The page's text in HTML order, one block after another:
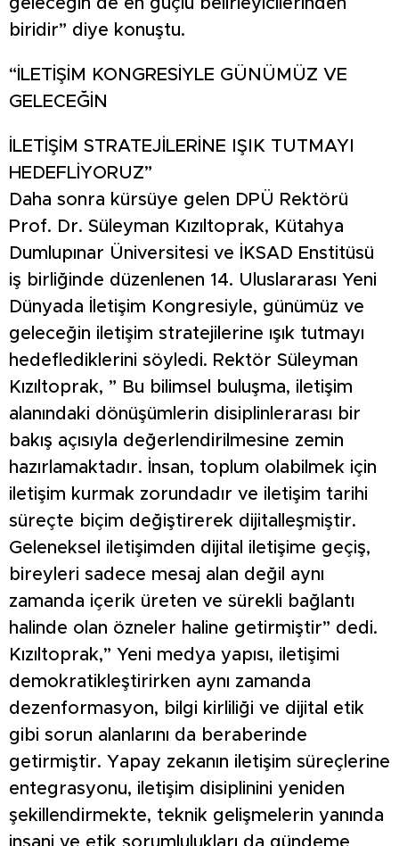
geleceğin de en güçlü belirleyicilerinden
biridir” diye konuştu.
“İLETİŞİM KONGRESİYLE GÜNÜMÜZ VE
GELECEĞİN
İLETİŞİM STRATEJİLERİNE IŞIK TUTMAYI
HEDEFLİYORUZ”
Daha sonra kürsüye gelen DPÜ Rektörü
Prof. Dr. Süleyman Kızıltoprak, Kütahya
Dumlupınar Üniversitesi ve İKSAD Enstitüsü
iş birliğinde düzenlenen 14. Uluslararası Yeni
Dünyada İletişim Kongresiyle, günümüz ve
geleceğin iletişim stratejilerine ışık tutmayı
hedeflediklerini söyledi. Rektör Süleyman
Kızıltoprak, ” Bu bilimsel buluşma, iletişim
alanındaki dönüşümlerin disiplinlerarası bir
bakış açısıyla değerlendirilmesine zemin
hazırlamaktadır. İnsan, toplum olabilmek için
iletişim kurmak zorundadır ve iletişim tarihi
süreçte biçim değiştirerek dijitalleşmiştir.
Geleneksel iletişimden dijital iletişime geçiş,
bireyleri sadece mesaj alan değil aynı
zamanda içerik üreten ve sürekli bağlantı
halinde olan özneler haline getirmiştir” dedi.
Kızıltoprak,” Yeni medya yapısı, iletişimi
demokratikleştirirken aynı zamanda
dezenformasyon, bilgi kirliliği ve dijital etik
gibi sorun alanlarını da beraberinde
getirmiştir. Yapay zekanın iletişim süreçlerine
entegrasyonu, iletişim disiplinini yeniden
şekillendirmekte, teknik gelişmelerin yanında